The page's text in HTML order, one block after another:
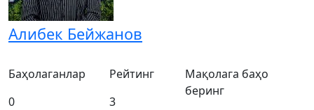
Алибек Бейжанов
Баҳолаганлар
0
Рейтинг
3
Мақолага баҳо
беринг